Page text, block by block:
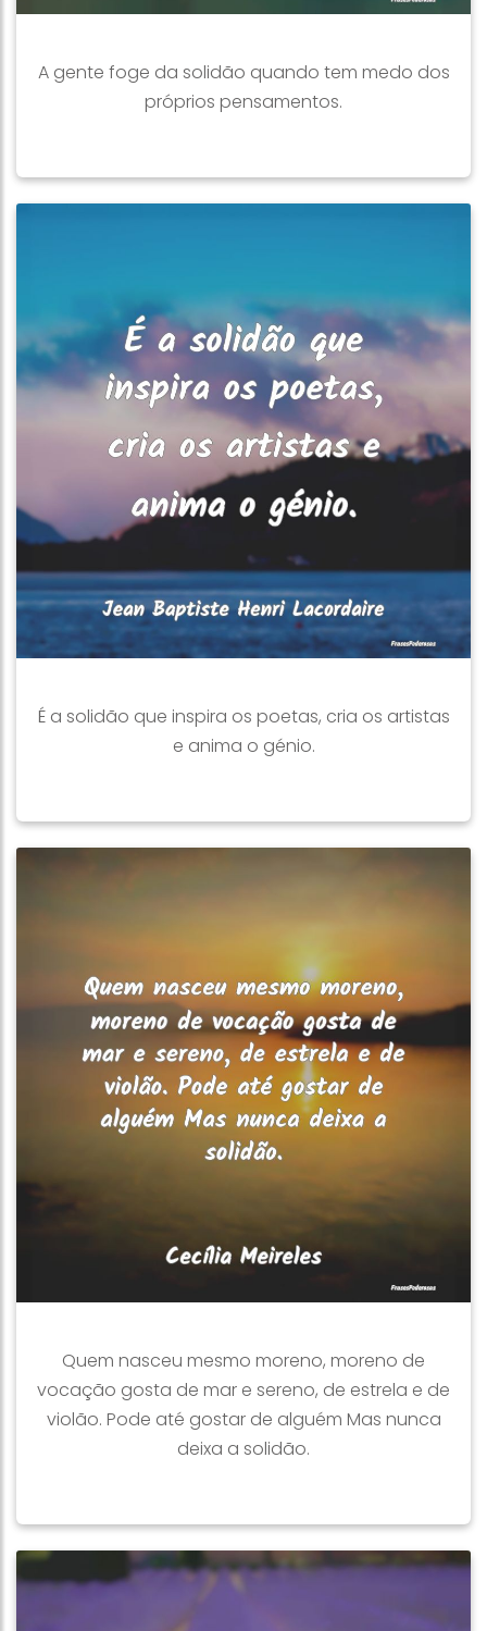
A gente foge da solidão quando tem medo dos
próprios pensamentos.
É a solidão que inspira os poetas, cria os artistas
e anima o génio.
Quem nasceu mesmo moreno, moreno de
vocação gosta de mar e sereno, de estrela e de
violão. Pode até gostar de alguém Mas nunca
deixa a solidão.